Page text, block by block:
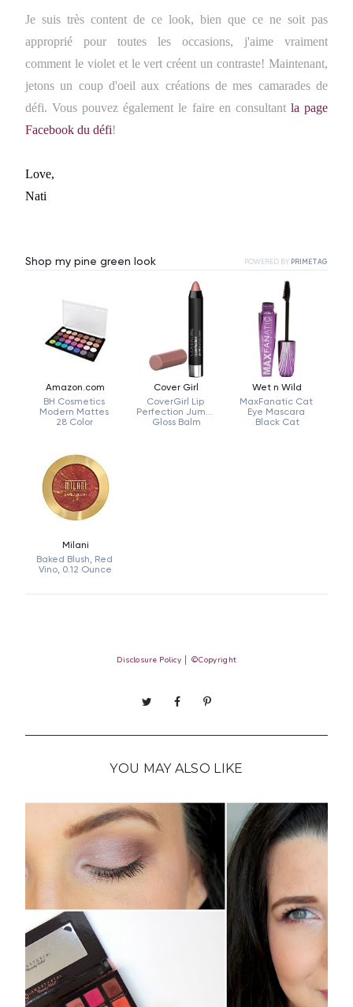
Je suis très content de ce look, bien que ce ne soit pas
approprié pour toutes les occasions, j'aime vraiment
comment le violet et le vert créent un contraste! Maintenant,
jetons un coup d'oeil aux créations de mes camarades de
défi. Vous pouvez également le faire en consultant la page
Facebook du défi!
Love,
Nati
Disclosure Policy ©Copyright
YOU MAY ALSO LIKE